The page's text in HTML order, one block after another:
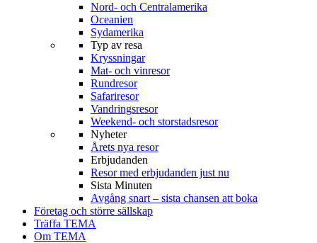
Nord- och Centralamerika
Oceanien
Sydamerika
Typ av resa
Kryssningar
Mat- och vinresor
Rundresor
Safariresor
Vandringsresor
Weekend- och storstadsresor
Nyheter
Årets nya resor
Erbjudanden
Resor med erbjudanden just nu
Sista Minuten
Avgång snart – sista chansen att boka
Företag och större sällskap
Träffa TEMA
Om TEMA